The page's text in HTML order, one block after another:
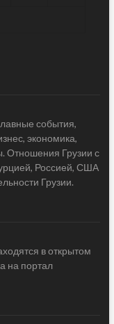
события,
экономика,
Отношения Грузии с
Россией, США
Грузии.
в открытом
на портал